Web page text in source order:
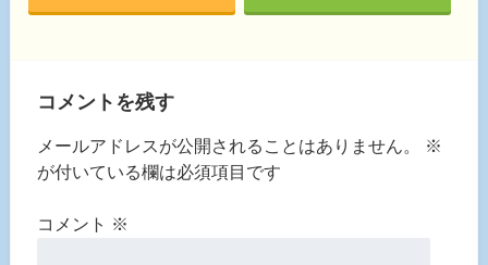
コメントを残す
メールアドレスが公開されることはありません。
※
が付いている欄は必須項目です
コメント ※